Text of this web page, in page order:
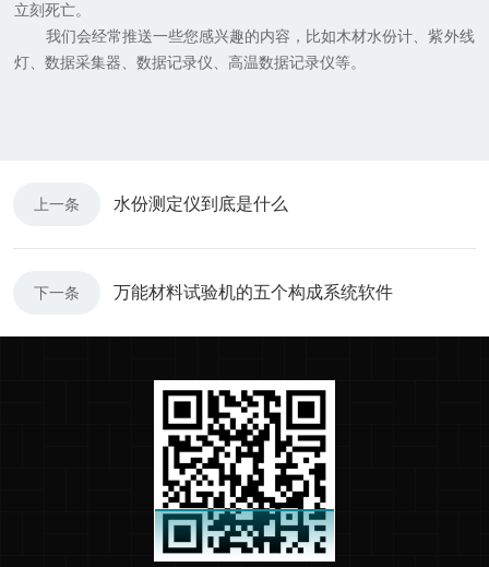
立刻死亡。
我们会经常推送一些您感兴趣的内容，比如木材水份计、紫外线
灯、数据采集器、数据记录仪、高温数据记录仪等。
上一条 水份测定仪到底是什么
下一条 万能材料试验机的五个构成系统软件